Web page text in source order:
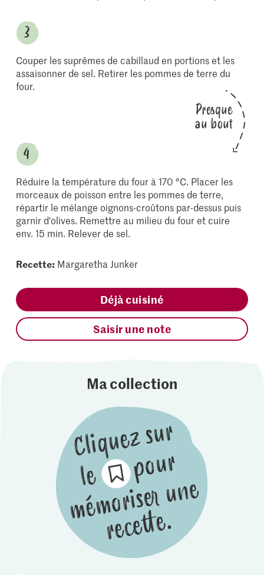
Couper les suprêmes de cabillaud en portions et les
assaisonner de sel. Retirer les pommes de terre du
four.
Presque
au bout
Réduire la température du four à 170 °C. Placer les
morceaux de poisson entre les pommes de terre,
répartir le mélange oignons-croûtons par-dessus puis
garnir d'olives. Remettre au milieu du four et cuire
env. 15 min. Relever de sel.
Recette: Margaretha Junker
Déjà cuisiné
Saisir une note
Ma collection